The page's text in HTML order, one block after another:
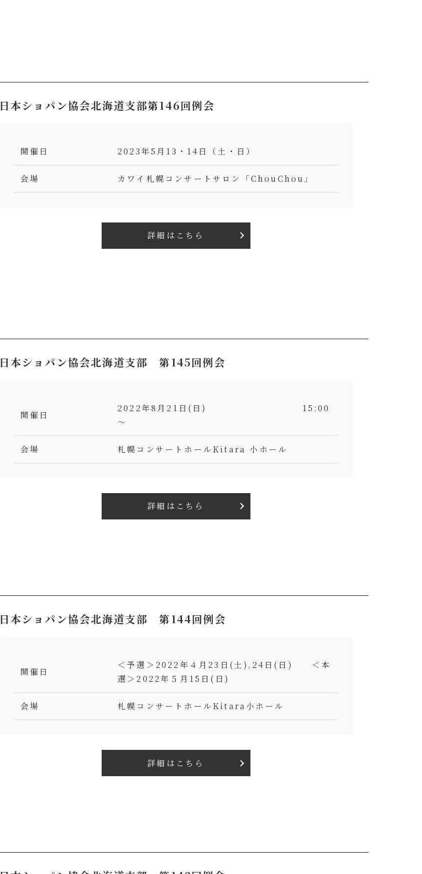
日本ショパン協会北海道支部第146回例会
開催日 2023年5月13・14日（土・日）
会場 カワイ札幌コンサートサロン「ChouChou」
詳細はこちら
日本ショパン協会北海道支部 第145回例会
開催日
2022年8月21日(日) 15:00
～
会場 札幌コンサートホールKitara 小ホール
詳細はこちら
日本ショパン協会北海道支部 第144回例会
開催日
＜予選＞2022年４月23日(土),24日(日) ＜本
選＞2022年５月15日(日)
会場 札幌コンサートホールKitara小ホール
詳細はこちら